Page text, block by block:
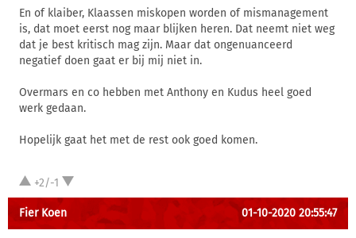
En of klaiber, Klaassen miskopen worden of mismanagement
is, dat moet eerst nog maar blijken heren. Dat neemt niet weg
dat je best kritisch mag zijn. Maar dat ongenuanceerd
negatief doen gaat er bij mij niet in.
Overmars en co hebben met Anthony en Kudus heel goed
werk gedaan.
Hopelijk gaat het met de rest ook goed komen.
+2/-1
Fier Koen 01-10-2020 20:55:47